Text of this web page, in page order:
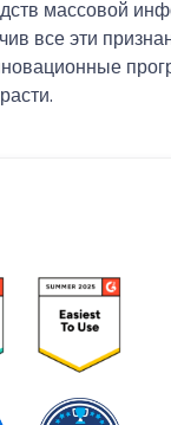
массовой
все эти